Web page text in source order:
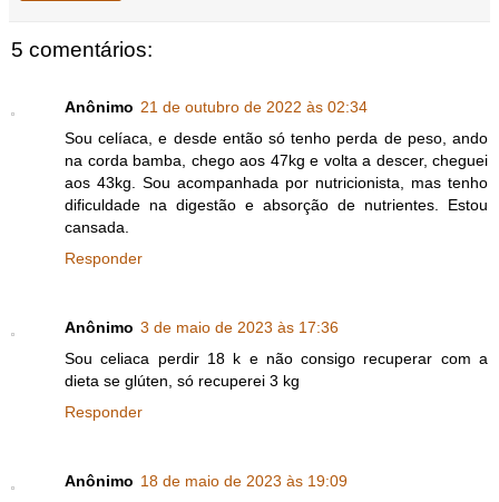
5 comentários:
Anônimo 21 de outubro de 2022 às 02:34
Sou celíaca, e desde então só tenho perda de peso, ando
na corda bamba, chego aos 47kg e volta a descer, cheguei
aos 43kg. Sou acompanhada por nutricionista, mas tenho
dificuldade na digestão e absorção de nutrientes. Estou
cansada.
Responder
Anônimo 3 de maio de 2023 às 17:36
Sou celiaca perdir 18 k e não consigo recuperar com a
dieta se glúten, só recuperei 3 kg
Responder
Anônimo 18 de maio de 2023 às 19:09